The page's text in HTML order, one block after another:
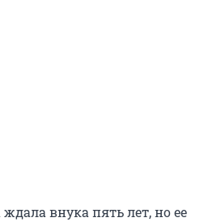
внука пять лет, но ее